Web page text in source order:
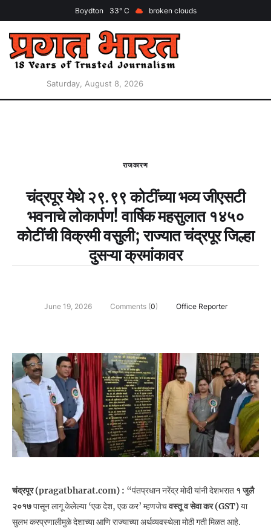
Boydton 33 broken clouds
Saturday, August 8, 2026
राजकारण
चंद्रपूर येथे २९.९९ कोटींच्या भव्य जीएसटी
भवनाचे लोकार्पण! वार्षिक महसुलात १४५०
कोटींची विक्रमी वसुली; राज्यात चंद्रपूर जिल्हा
दुसऱ्या क्रमांकावर
June 19, 2026 Comments (0) Office Reporter
चंद्रपूर (pragatbharat.com) : “पंतप्रधान नरेंद्र मोदी यांनी देशभरात १ जुलै
२०१७पासून लागू केलेल्या ‘एक देश, एक कर’ म्हणजेचवस्तू व सेवा कर (GST)या
सुलभ करप्रणालीमुळे देशाच्या आणि राज्याच्या अर्थव्यवस्थेला मोठी गती मिळत आहे.